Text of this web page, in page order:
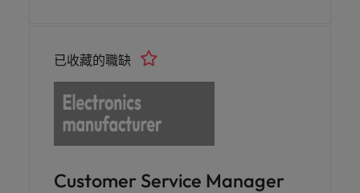
Customer Service Manager
已收藏的職缺